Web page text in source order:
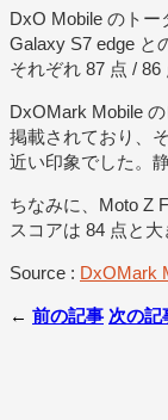
DxO Mobile のトー
Galaxy S7 edge と
それぞれ 87 点 / 86
DxOMark Mobile
掲載されており、
近い印象でした。
ちなみに、Moto Z
スコアは 84 点と大
Source : DxOMark
← 前の記事 次の記